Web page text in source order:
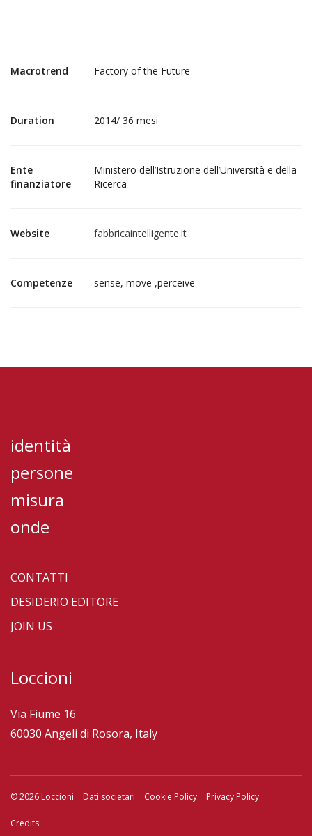
Macrotrend Factory of the Future
Duration 2014/ 36 mesi
Ente
finanziatore
Ministero dell’Istruzione dell’Università e della
Ricerca
Website fabbricaintelligente.it
Competenze sense, move ,perceive
identità
persone
misura
onde
CONTATTI
DESIDERIO EDITORE
JOIN US
Loccioni
Via Fiume 16
60030 Angeli di Rosora, Italy
© 2026 Loccioni Dati societari Cookie Policy Privacy Policy
Credits